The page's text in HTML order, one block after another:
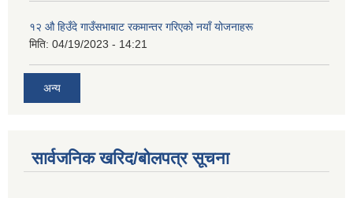
१२ औ हिउँदे गाउँसभाबाट रकमान्तर गरिएको नयाँ योजनाहरू
मिति: 04/19/2023 - 14:21
अन्य
सार्वजनिक खरिद/बोलपत्र सूचना